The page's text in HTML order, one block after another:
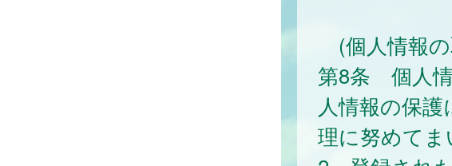
(個人情報
第8条 個人
人情報の保
理に努めてま